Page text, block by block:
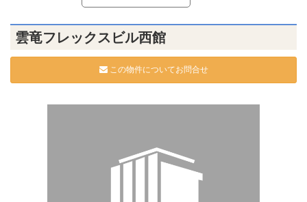
雲竜フレックスビル西館
この物件についてお問合せ